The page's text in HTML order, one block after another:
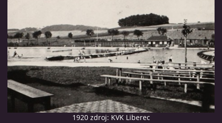
KOMENTÁŘE
KONTAKT
KNIHA MIKULÁŠOVICE - NIXDORF
1920 zdroj: KVK Liberec